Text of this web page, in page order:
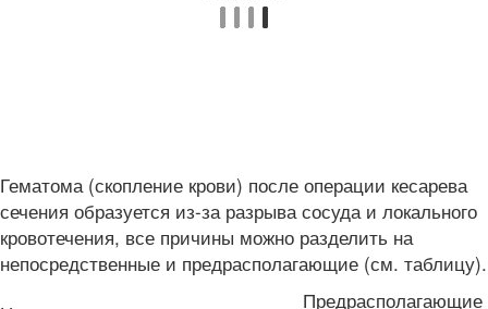
Гематома (скопление крови) после операции кесарева
сечения образуется из-за разрыва сосуда и локального
кровотечения, все причины можно разделить на
непосредственные и предрасполагающие (см. таблицу).
Предрасполагающие